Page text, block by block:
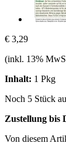
€ 3,29
(inkl. 13%
Inhalt: 1 Pkg
Noch 5 Stück
Zustellung bis
Von diesem